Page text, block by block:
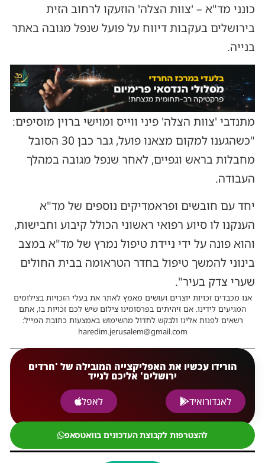
כונני מד"א – 'צוות הצלה' הוזעקו לרחוב הזית
בירושלים בעקבות דיווח על פועל שנפל מגובה באתר
בנייה.
מתנדבי 'צוות הצלה' פיני ווייס ומוישי ברוין מוסיפים:
"כשהגענו למקום מצאנו פועל, גבר כבן 30 הסובל
מחבלות בראש וגפיים, לאחר שנפל מגובה במהלך
העבודה.
יחד עם חובשים ופראמדיקים נוספים של מד"א
הענקנו לו סיוע רפואי ראשוני הכולל קיבוע וחבישות,
והוא פונה על ידי ניידת טיפול נמרץ של מד"א במצב
בינוני להמשך טיפול בחדר הטראומה בבית החולים
שערי צדק בעיר".
אנו מכבדים זכויות יוצרים ועושים מאמץ לאתר את בעלי הזכויות בצילומים
המגיעים לידינו. אם זיהיתים בפרסומינו צילום שיש לכם זכויות בו, אתם
רשאים לפנות אלינו ולבקש לחדול מהשימוש באמצעות כתובת המייל:
haredim.jerusalem@gmail.com
הורידו עכשיו את האפליקצייה המובילה של 'חרדים
ירושלים' אליכם לנייד
לאנדורואיד
לאפל
להצטרפות לקבוצת העדכונים בוואטסאפ